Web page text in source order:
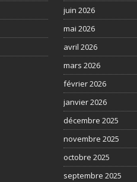
juin 2026
mai 2026
avril 2026
mars 2026
février 2026
janvier 2026
décembre 2025
novembre 2025
octobre 2025
septembre 2025